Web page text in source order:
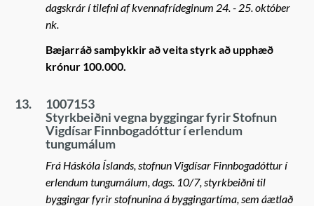
dagskrár í tilefni af kvennafrídeginum 24. - 25. október
nk.
Bæjarráð samþykkir að veita styrk að upphæð
krónur 100.000.
13.
1007153
Styrkbeiðni vegna byggingar fyrir Stofnun
Vigdísar Finnbogadóttur í erlendum
tungumálum
Frá Háskóla Íslands, stofnun Vigdísar Finnbogadóttur í
erlendum tungumálum, dags. 10/7, styrkbeiðni til
byggingar fyrir stofnunina á byggingartíma, sem áætlað